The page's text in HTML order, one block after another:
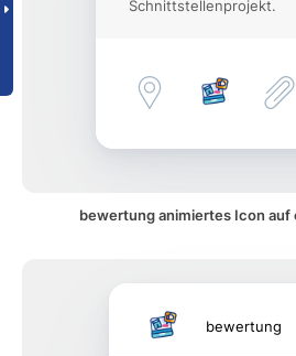
Schnittstellenprojekt.
bewertung animiertes Icon auf
bewertung